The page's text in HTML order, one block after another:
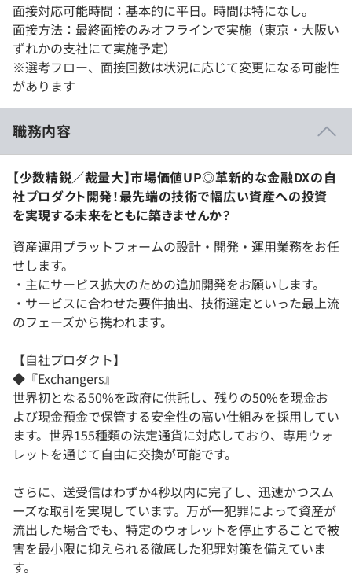
面接対応可能時間：基本的に平日。時間は特になし。
面接方法：最終面接のみオフラインで実施（東京・大阪い
ずれかの支社にて実施予定）
※選考フロー、面接回数は状況に応じて変更になる可能性
があります
職務内容
【少数精鋭／裁量大】市場価値UP◎革新的な金融DXの自
社プロダクト開発！最先端の技術で幅広い資産への投資
を実現する未来をともに築きませんか？
資産運用プラットフォームの設計・開発・運用業務をお任
せします。
・主にサービス拡大のための追加開発をお願いします。
・サービスに合わせた要件抽出、技術選定といった最上流
のフェーズから携われます。
【自社プロダクト】
◆『Exchangers』
世界初となる50%を政府に供託し、残りの50%を現金お
よび現金預金で保管する安全性の高い仕組みを採用してい
ます。世界155種類の法定通貨に対応しており、専用ウォ
レットを通じて自由に交換が可能です。
さらに、送受信はわずか4秒以内に完了し、迅速かつスム
ーズな取引を実現しています。万が一犯罪によって資産が
流出した場合でも、特定のウォレットを停止することで被
害を最小限に抑えられる徹底した犯罪対策を備えていま
す。